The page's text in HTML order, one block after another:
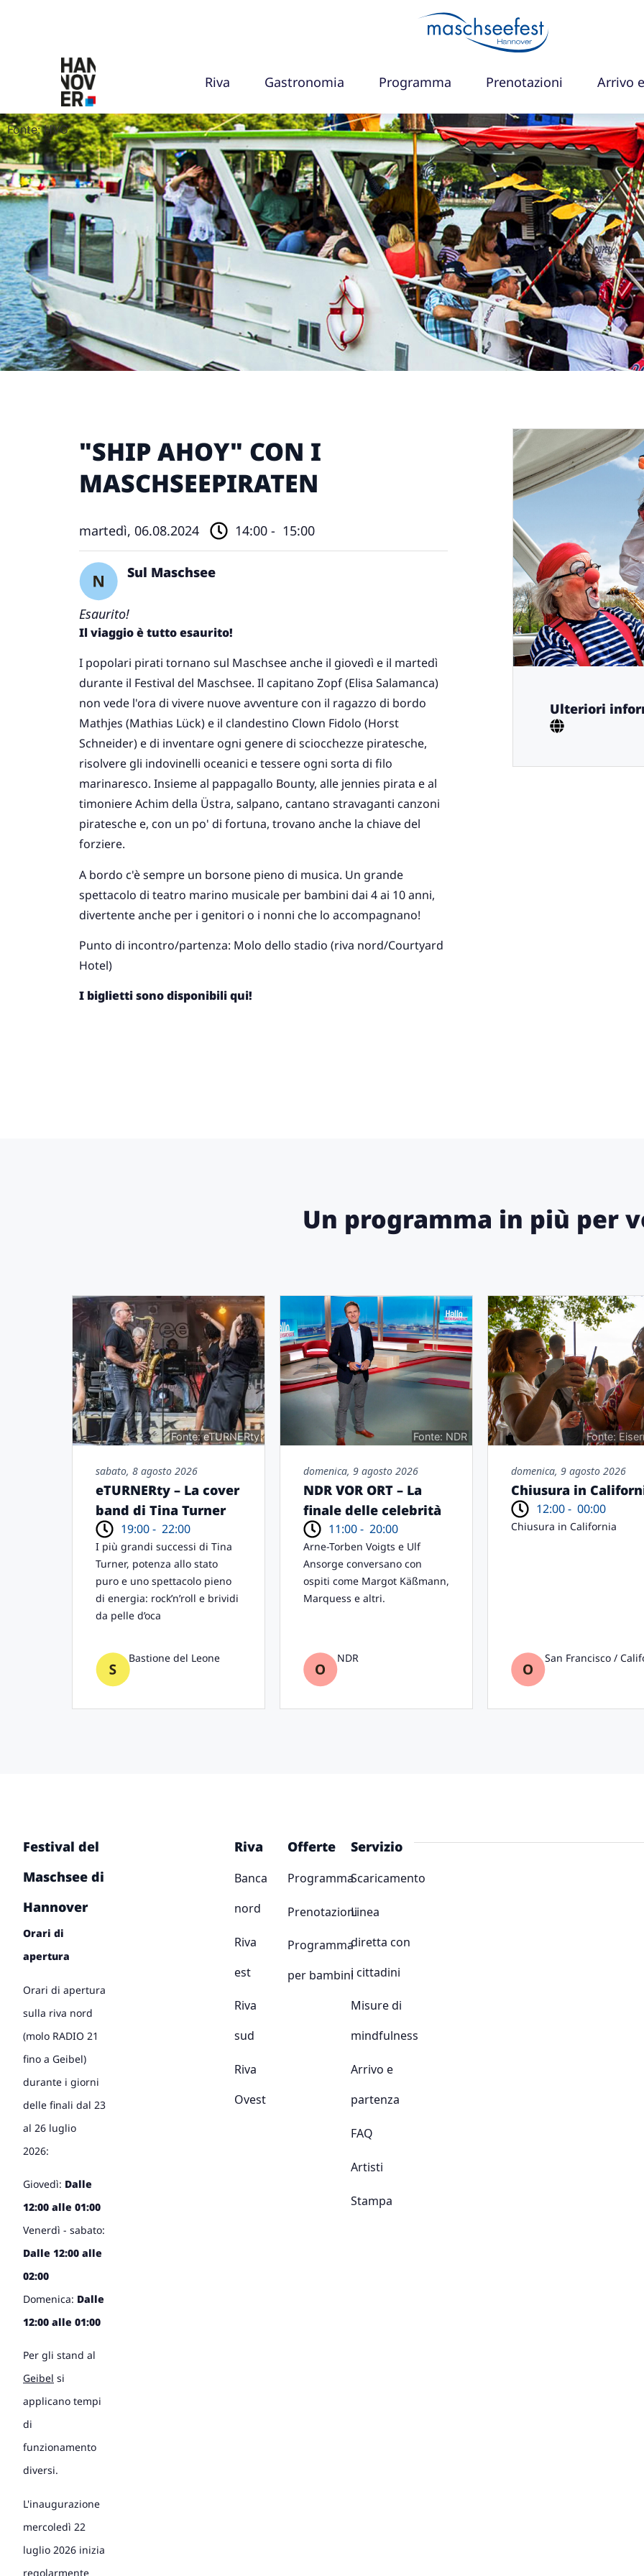
Riva Gastronomia Programma Prenotazioni Arrivo
Fonte: HVG
"SHIP AHOY" CON I
MASCHSEEPIRATEN
martedì, 06.08.2024 14:00 - 15:00
Sul Maschsee
Esaurito!
Il viaggio è tutto esaurito!
I popolari pirati tornano sul Maschsee anche il giovedì e il martedì
durante il Festival del Maschsee. Il capitano Zopf (Elisa Salamanca)
non vede l'ora di vivere nuove avventure con il ragazzo di bordo
Mathjes (Mathias Lück) e il clandestino Clown Fidolo (Horst
Schneider) e di inventare ogni genere di sciocchezze piratesche,
risolvere gli indovinelli oceanici e tessere ogni sorta di filo
marinaresco. Insieme al pappagallo Bounty, alle jennies pirata e al
timoniere Achim della Üstra, salpano, cantano stravaganti canzoni
piratesche e, con un po' di fortuna, trovano anche la chiave del
forziere.
A bordo c'è sempre un borsone pieno di musica. Un grande
spettacolo di teatro marino musicale per bambini dai 4 ai 10 anni,
divertente anche per i genitori o i nonni che lo accompagnano!
Punto di incontro/partenza: Molo dello stadio (riva nord/Courtyard
Hotel)
I biglietti sono disponibili qui!
Ulteriori
Un programma in più per
Fonte: eTURNERty
sabato, 8 agosto 2026
eTURNERty – La cover
band di Tina Turner
19:00 - 22:00
I più grandi successi di Tina
Turner, potenza allo stato
puro e uno spettacolo pieno
di energia: rock’n’roll e brividi
da pelle d’oca
Bastione del Leone
Fonte: NDR
domenica, 9 agosto 2026
NDR VOR ORT – La
finale delle celebrità
11:00 - 20:00
Arne-Torben Voigts e Ulf
Ansorge conversano con
ospiti come Margot Käßmann,
Marquess e altri.
NDR
Fonte:
domenica, 9 agosto 2026
Chiusura in
12:00 - 00:00
Chiusura in California
San Francisco /
Festival del
Maschsee di
Hannover
Orari di
apertura
Orari di apertura
sulla riva nord
(molo RADIO 21
fino a Geibel)
durante i giorni
delle finali dal 23
al 26 luglio
2026:
Giovedì: Dalle
12:00 alle 01:00
Venerdì - sabato:
Dalle 12:00 alle
02:00
Domenica: Dalle
12:00 alle 01:00
Per gli stand al
Geibel si
applicano tempi
di
funzionamento
diversi.
L'inaugurazione
mercoledì 22
luglio 2026 inizia
regolarmente
Riva
Banca
nord
Riva
est
Riva
sud
Riva
Ovest
Offerte
Programma
Prenotazioni
Programma
per bambini
Servizio
Scaricamento
Linea
diretta con
i cittadini
Misure di
mindfulness
Arrivo e
partenza
FAQ
Artisti
Stampa